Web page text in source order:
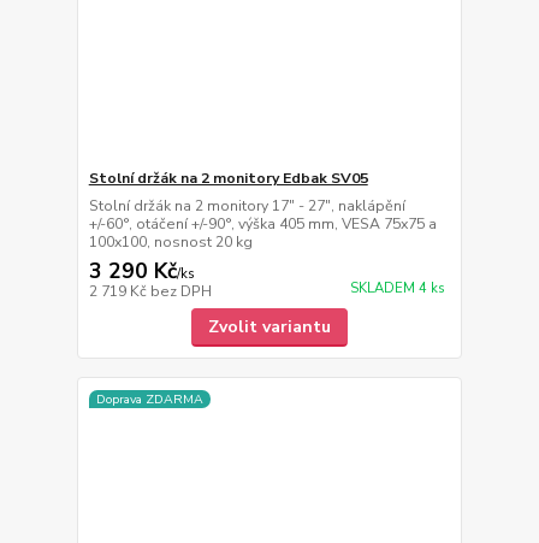
Stolní držák na 2 monitory Edbak SV05
Stolní držák na 2 monitory 17" - 27", naklápění
+/-60°, otáčení +/-90°, výška 405 mm, VESA 75x75 a
100x100, nosnost 20 kg
3 290 Kč/ks
2 719 Kč bez DPH SKLADEM 4 ks
Zvolit variantu
Doprava ZDARMA